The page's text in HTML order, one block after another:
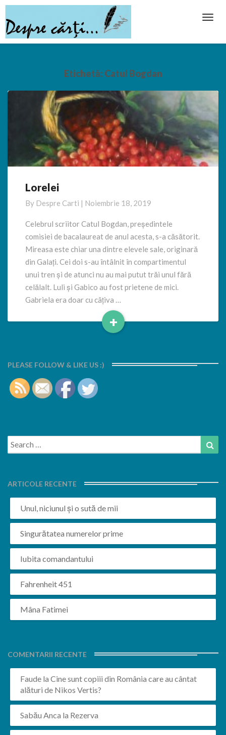
Etichetă: Catul Bogdan
Lorelei
Lorelei
By Despre Carti | Noiembrie 18, 2019
Celebrul scriitor Catul Bogdan, președintele
comisiei de bacalaureat de anul acesta, s-a căsătorit.
Mireasa este chiar una dintre elevele sale, originară
din Galați. Cei doi s-au întâlnit în compartimentul
unui tren și de atunci nu au mai putut trăi unul fără
celălalt. Luli și Gabico au fost prietene de mici.
Gabriela era doar cu câțiva …
+
Read
PLEASE FOLLOW & LIKE US :)
Search
for:
ARTICOLE RECENTE
Unul, niciunul și o sută de mii
Singurătatea numerelor prime
Iubita comandantului
Fahrenheit 451
Mâna Fatimei
COMENTARII RECENTE
Faude la Cine sunt copiii din România care au cântat
alături de Nikos Vertis?
Sabău Anca la Rezerva